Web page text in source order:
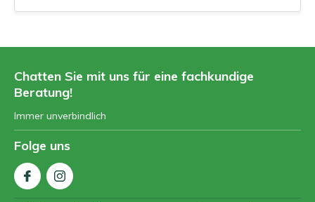
Chatten Sie mit uns für eine fachkundige
Beratung!
Immer unverbindlich
Folge uns